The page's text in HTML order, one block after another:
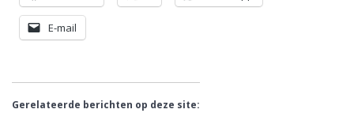
E-mail
Gerelateerde berichten op deze site: